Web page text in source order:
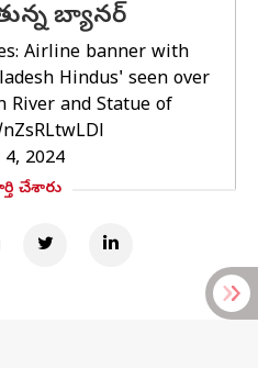
బ్యానర్
Airline banner with
Hindus' seen over
River and Statue of
2024
చేశారు